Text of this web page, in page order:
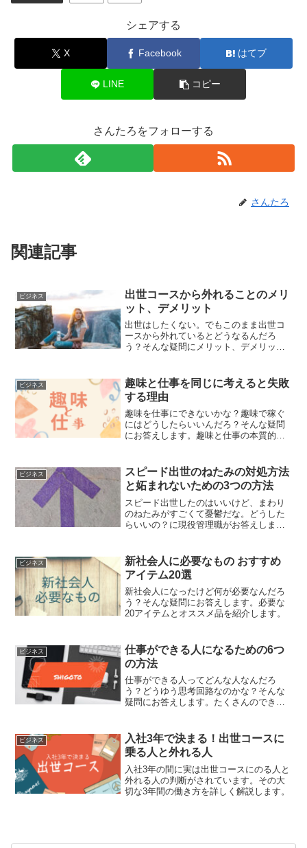
シェアする
X Facebook はてブ
LINE コピー
さんたろをフォローする
さんたろ
関連記事
ビジネス
出世コースから外れることのメリ
ット、デメリット
出世はしたくない。でもこのまま出世コ
ースから外れているとどうなるんだろ
う？そんな疑問にメリット、デメリット
ビジネス
趣味と仕事を同じに考えると失敗
する理由
趣味を仕事にできないかな？趣味で稼ぐ
にはどうしたらいいんだろ？そんな疑問
にお答えします。趣味と仕事の本質的な
ビジネス
スピード出世のねたみの対処方法
と妬まれないための3つの方法
スピード出世したのはいいけど、まわり
のねたみがすごくて憂鬱だな。どうした
らいいの？に現役管理職がお答えしま
ビジネス
新社会人に必要なもの おすすめ
アイテム20選
新社会人になったけど何が必要なんだろ
う？そんな疑問にお答えします。必要な
20アイテムとオススメ品を紹介します。
ビジネス
仕事ができる人になるための6つ
の方法
仕事ができる人ってどんな人なんだろ
う？どうゆう思考回路なのかな？そんな
疑問にお答えします。たくさんのできる
ビジネス
入社3年で決まる！出世コースに
乗る人と外れる人
入社3年の間に実は出世コースにのる人と
外れる人の判断がされています。その大
切な3年間の働き方を詳しく解説します。